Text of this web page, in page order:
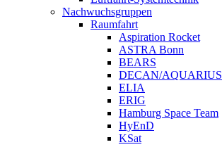
Nachwuchsgruppen
Raumfahrt
Aspiration Rocket
ASTRA Bonn
BEARS
DECAN/AQUARIUS
ELIA
ERIG
Hamburg Space Team
HyEnD
KSat